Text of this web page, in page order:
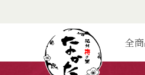
全
ログイン